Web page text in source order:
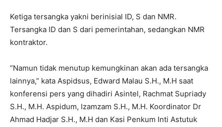
Ketiga tersangka yakni berinisial ID, S dan NMR.
Tersangka ID dan S dari pemerintahan, sedangkan NMR
kontraktor.
“Namun tidak menutup kemungkinan akan ada tersangka
lainnya,” kata Aspidsus, Edward Malau S.H., M.H saat
konferensi pers yang dihadiri Asintel, Rachmat Supriady
S.H., M.H. Aspidum, Izamzam S.H., M.H. Koordinator Dr
Ahmad Hadjar S.H., M.H dan Kasi Penkum Inti Astutuk